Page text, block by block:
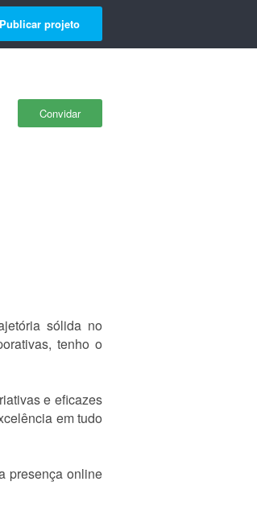
Publicar projeto
Convidar
sólida no
tenho o
e eficazes
em tudo
presença online